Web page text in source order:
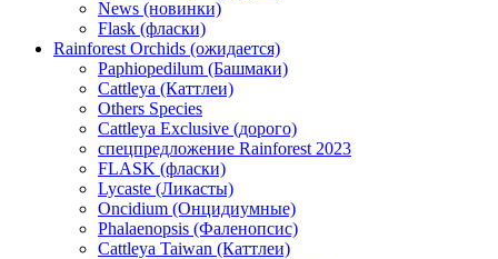
News (новинки)
Flask (фласки)
Rainforest Orchids (ожидается)
Paphiopedilum (Башмаки)
Cattleya (Каттлеи)
Others Species
Cattleya Exclusive (дорого)
спецпредложение Rainforest 2023
FLASK (фласки)
Lycaste (Ликасты)
Oncidium (Онцидиумные)
Phalaenopsis (Фаленопсис)
Cattleya Taiwan (Каттлеи)